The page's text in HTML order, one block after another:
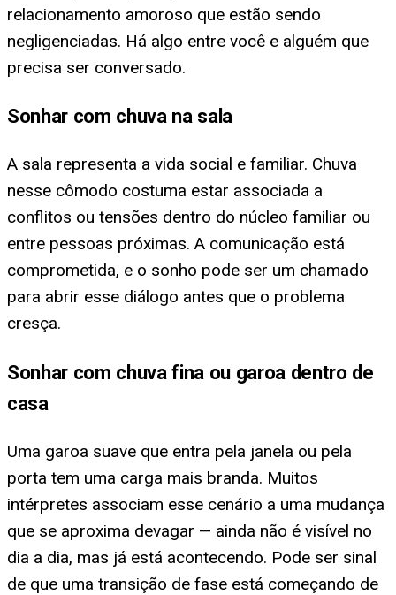
relacionamento amoroso que estão sendo
negligenciadas. Há algo entre você e alguém que
precisa ser conversado.
Sonhar com chuva na sala
A sala representa a vida social e familiar. Chuva
nesse cômodo costuma estar associada a
conflitos ou tensões dentro do núcleo familiar ou
entre pessoas próximas. A comunicação está
comprometida, e o sonho pode ser um chamado
para abrir esse diálogo antes que o problema
cresça.
Sonhar com chuva fina ou garoa dentro de
casa
Uma garoa suave que entra pela janela ou pela
porta tem uma carga mais branda. Muitos
intérpretes associam esse cenário a uma mudança
que se aproxima devagar — ainda não é visível no
dia a dia, mas já está acontecendo. Pode ser sinal
de que uma transição de fase está começando de